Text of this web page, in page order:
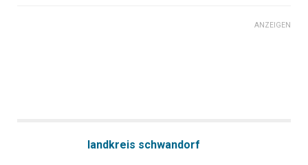
ANZEIGEN
landkreis schwandorf